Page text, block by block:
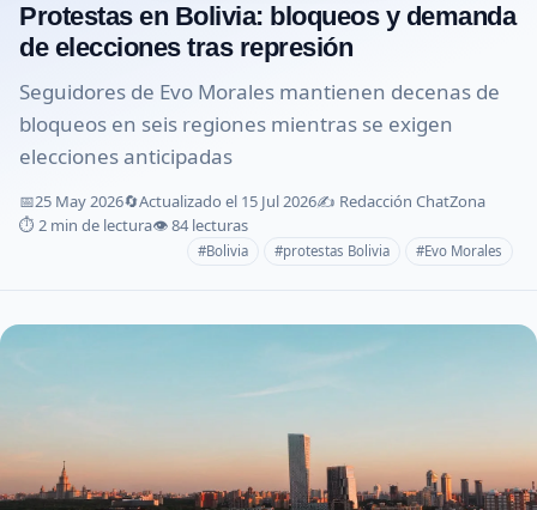
Protestas en Bolivia: bloqueos y demanda
de elecciones tras represión
Seguidores de Evo Morales mantienen decenas de
bloqueos en seis regiones mientras se exigen
elecciones anticipadas
📅25 May 2026🔄Actualizado el 15 Jul 2026✍️ Redacción ChatZona
⏱️ 2 min de lectura👁️ 84 lecturas
#Bolivia #protestas Bolivia #Evo Morales